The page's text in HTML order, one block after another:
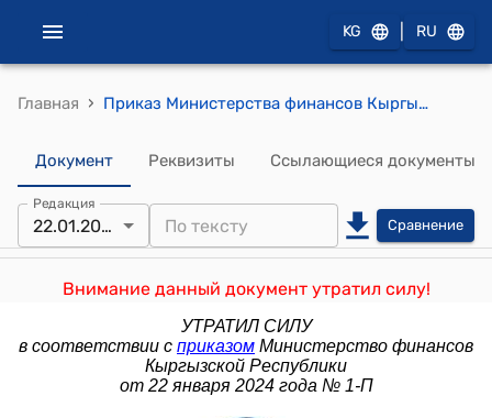
KG RU
Главная › Приказ Министерства финансов Кыргызской Республики от 11 июля 2023 года № 2-П "Об утверждении Положения по ведению бухгалтерского учета и финансовой отчетности в секторе государственного управления"
Документ Реквизиты Ссылающиеся документы
Редакция
22.01.2024 Сравнение
Внимание данный документ утратил силу!